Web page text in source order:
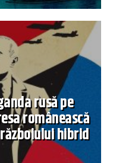
rusă pe
românească
hibrid